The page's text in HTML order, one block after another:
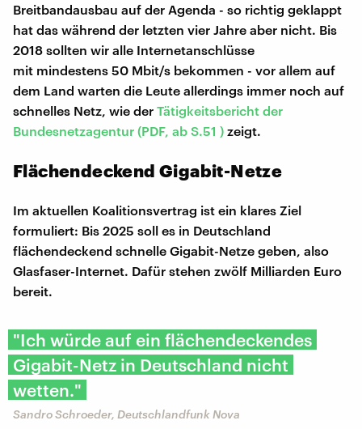
Breitbandausbau auf der Agenda - so richtig geklappt
hat das während der letzten vier Jahre aber nicht. Bis
2018 sollten wir alle Internetanschlüsse
mit mindestens 50 Mbit/s bekommen - vor allem auf
dem Land warten die Leute allerdings immer noch auf
schnelles Netz, wie der Tätigkeitsbericht der
Bundesnetzagentur (PDF, ab S.51 ) zeigt.
Flächendeckend Gigabit-Netze
Im aktuellen Koalitionsvertrag ist ein klares Ziel
formuliert: Bis 2025 soll es in Deutschland
flächendeckend schnelle Gigabit-Netze geben, also
Glasfaser-Internet. Dafür stehen zwölf Milliarden Euro
bereit.
"Ich würde auf ein flächendeckendes
Gigabit-Netz in Deutschland nicht
wetten."
Sandro Schroeder, Deutschlandfunk Nova